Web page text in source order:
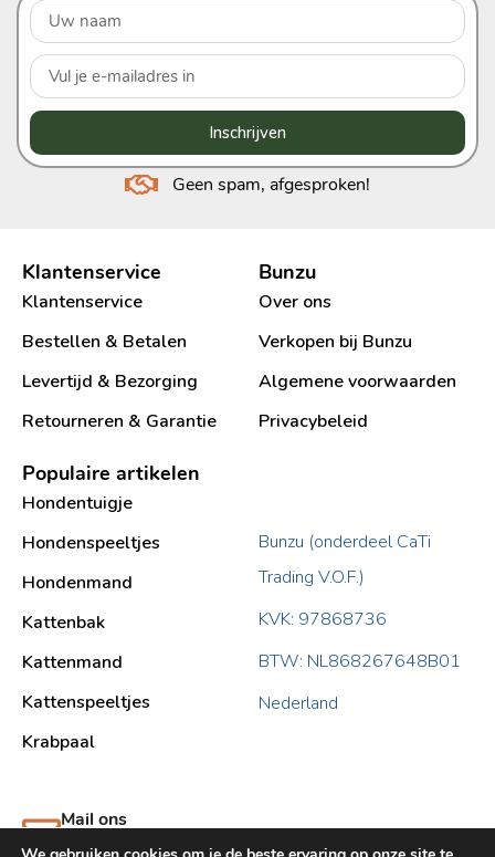
Inschrijven
Geen spam, afgesproken!
Klantenservice
Klantenservice
Bestellen & Betalen
Levertijd & Bezorging
Retourneren & Garantie
Bunzu
Over ons
Verkopen bij Bunzu
Algemene voorwaarden
Privacybeleid
Populaire artikelen
Hondentuigje
Hondenspeeltjes
Hondenmand
Kattenbak
Kattenmand
Kattenspeeltjes
Krabpaal​
Bunzu (onderdeel CaTi
Trading V.O.F.)
KVK: 97868736
BTW: NL868267648B01
Nederland
Mail ons
support@bunzu.nl